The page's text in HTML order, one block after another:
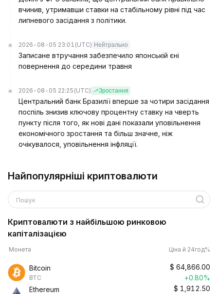
вчинив, утримавши ставки на стабільному рівні під час
липневого засідання з політики.
2026-08-05 23:01 (UTC) Нейтрально
Записане втручання забезпечило японській єні
повернення до середини травня
2026-08-05 22:25 (UTC) Зростання
Центральний банк Бразилії вперше за чотири засідання
поспіль знизив ключову процентну ставку на чверть
пункту після того, як нові дані показали уповільнення
економічного зростання та більш значне, ніж
очікувалося, уповільнення інфляції.
Найпопулярніші криптовалюти
Пошук
Криптовалюти з найбільшою ринковою
капіталізацією
Монета Ціна й 24год%
Bitcoin
BTC
$ 64,866.00
+0.80%
Ethereum
$ 1,912.50